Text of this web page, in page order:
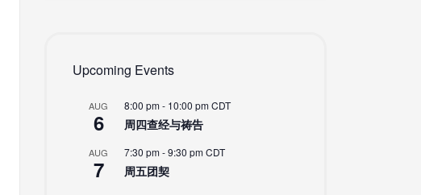
Upcoming Events
AUG
6
8:00 pm- 10:00 pmCDT
周四查经与祷告
AUG
7
7:30 pm-9:30 pmCDT
周五团契